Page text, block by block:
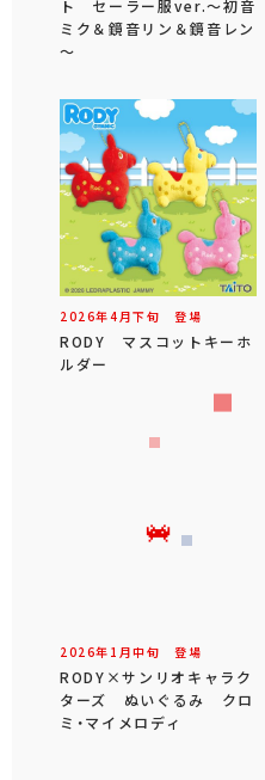
ト セーラー服ver.～初音
ミク＆鏡音リン＆鏡音レン
～
2026年4 月下旬 登場
RODY マスコットキーホ
ルダー
2026年 1 月中旬 登場
RODY×サンリオキャラク
ターズ ぬいぐるみ クロ
ミ・マイメロディ